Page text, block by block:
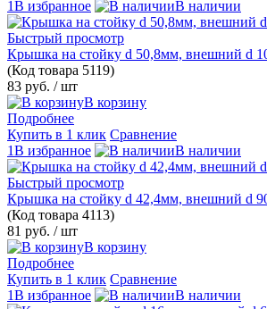
1В избранное В наличии
Быстрый просмотр
Крышка на стойку d 50,8мм, внешний d
(Код товара 5119)
83 руб. / шт
В корзину
Подробнее
Купить в 1 клик Сравнение
1В избранное
В наличии
Быстрый просмотр
Крышка на стойку d 42,4мм, внешний d
(Код товара 4113)
81 руб. / шт
В корзину
Подробнее
Купить в 1 клик Сравнение
1В избранное
В наличии